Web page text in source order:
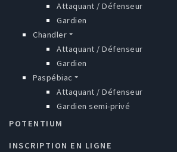
Attaquant / Défenseur
Gardien
Chandler
Attaquant / Défenseur
Gardien
Paspébiac
Attaquant / Défenseur
Gardien semi-privé
POTENTIUM
INSCRIPTION EN LIGNE